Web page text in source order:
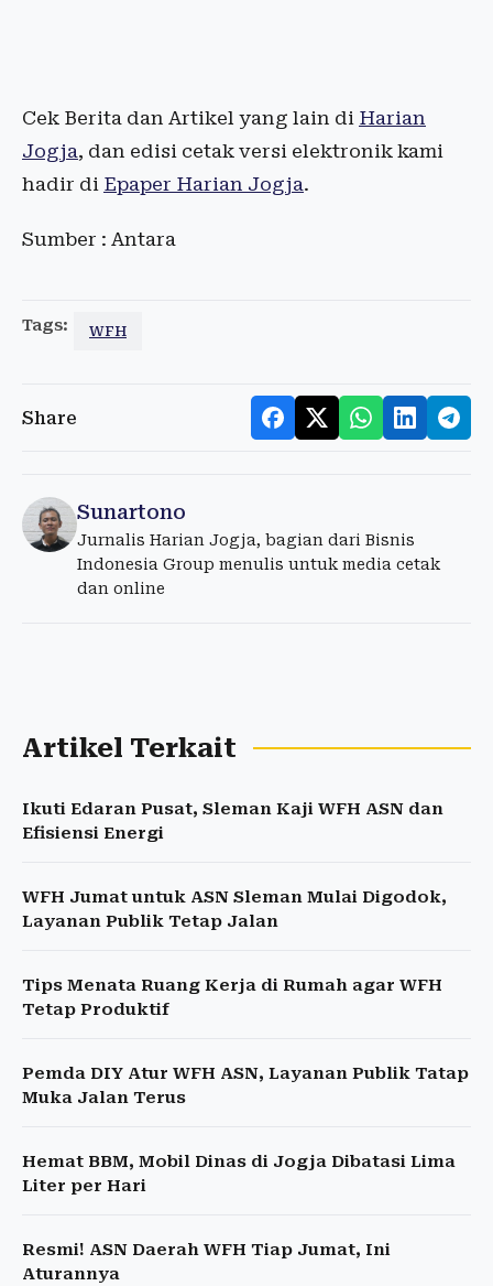
Cek Berita dan Artikel yang lain di Harian
Jogja, dan edisi cetak versi elektronik kami
hadir di Epaper Harian Jogja.
Sumber : Antara
Tags: WFH
Share
Sunartono
Jurnalis Harian Jogja, bagian dari Bisnis
Indonesia Group menulis untuk media cetak
dan online
Artikel Terkait
Ikuti Edaran Pusat, Sleman Kaji WFH ASN dan
Efisiensi Energi
WFH Jumat untuk ASN Sleman Mulai Digodok,
Layanan Publik Tetap Jalan
Tips Menata Ruang Kerja di Rumah agar WFH
Tetap Produktif
Pemda DIY Atur WFH ASN, Layanan Publik Tatap
Muka Jalan Terus
Hemat BBM, Mobil Dinas di Jogja Dibatasi Lima
Liter per Hari
Resmi! ASN Daerah WFH Tiap Jumat, Ini
Aturannya